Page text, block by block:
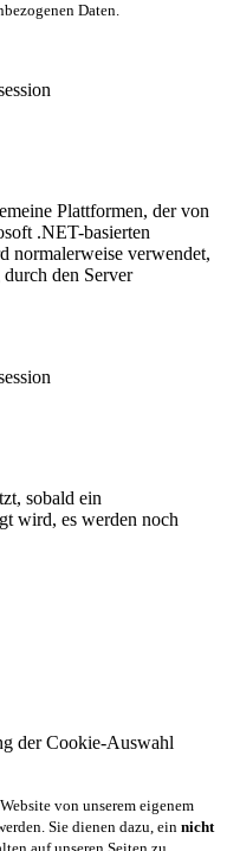
Daten.
Plattformen, der von
.NET-basierten
normalerweise verwendet,
den Server
sobald ein
wird, es werden noch
der Cookie-Auswahl
von unserem eigenem
Sie dienen dazu, ein nicht